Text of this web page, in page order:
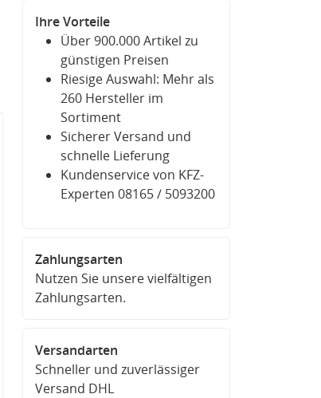
Ihre Vorteile
Über 900.000 Artikel zu
günstigen Preisen
Riesige Auswahl: Mehr als
260 Hersteller im
Sortiment
Sicherer Versand und
schnelle Lieferung
Kundenservice von KFZ-
Experten 08165 / 5093200
Zahlungsarten
Nutzen Sie unsere vielfältigen
Zahlungsarten.
Versandarten
Schneller und zuverlässiger
Versand DHL